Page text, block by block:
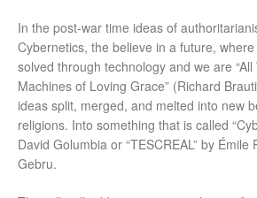
In the post-war time ideas of
Cybernetics, the believe in a future,
solved through technology and we are
Machines of Loving Grace” (Richard
ideas split, merged, and melted into new
religions. Into something that is called
David Golumbia or “TESCREAL” by Émile
Gebru.